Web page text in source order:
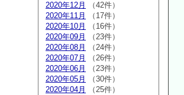
2020年12月
（42件）
2020年11月
（17件）
2020年10月
（16件）
2020年09月
（23件）
2020年08月
（24件）
2020年07月
（26件）
2020年06月
（23件）
2020年05月
（30件）
2020年04月
（25件）